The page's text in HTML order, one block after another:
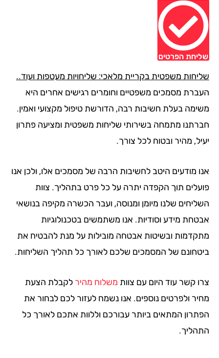
הפרטים
משפטית בקריית מלאכי: שליחויות מעטפות ועוד..
מסמכים משפטיים וחומרים רגישים אחרים היא
בעלת חשיבות רבה, הדורשת טיפול מקצועי ואמין.
מתמחה בשירותי שליחות משפטית ומציעה פתרון
מהיר ובטוח לכל צורך.
מודעים היטב לחשיבות הרבה של מסמכים אלו, ולכן אנו
תוך הקפדה יתרה על כל פרט בתהליך. צוות
שלנו מיומן ומנוסה, ועבר הכשרה מקיפה בנושאי
מידע וסודיות. אנו משתמשים בטכנולוגיות
ובשיטות אבטחה מובילות על מנת להבטיח את
של המסמכים שלכם לאורך כל תהליך השליחות.
קשר עוד היום עם צוות משלוח מהיר לקבלת הצעת
ולפרטים נוספים. אנו נשמח לעזור לכם לבחור את
המתאים ביותר עבורכם וללוות אתכם לאורך כל